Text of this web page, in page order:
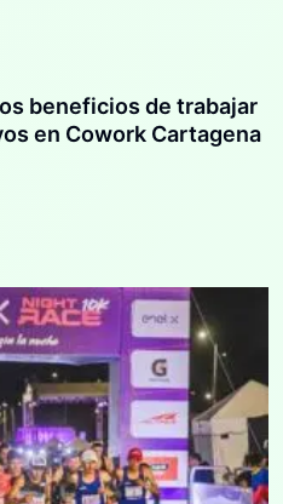
beneficios de trabajar
en Cowork Cartagena